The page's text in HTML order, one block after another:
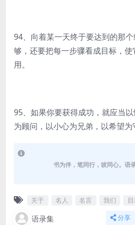
94、向着某一天终于要达到的那
够，还要把每一步骤看成目标，
用。
95、如果你要获得成功，就应当
为顾问，以小心为兄弟，以希望
书为伴，笔同行，彼同心。语
关于 名人 名言 我们
语录集 分享